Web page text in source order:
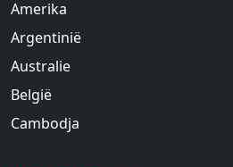
Amerika
Argentinië
Australie
België
Cambodja